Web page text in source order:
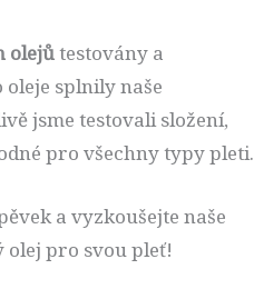
olejůtestovány a
splnily naše
jsme testovali složení,
pro všechny typy pleti.
a vyzkoušejte naše
olej pro svou pleť!